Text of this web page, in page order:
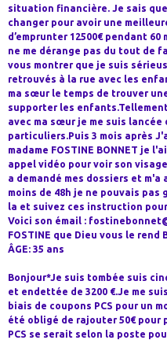
situation financière. Je sais
changer pour avoir une
d’emprunter 12500€ pendant 60
ne me dérange pas du tout de
vous montrer que je suis
retrouvés à la rue avec les
ma sœur le temps de trouver
supporter les
avec ma sœur je me suis
particuliers.Puis 3 mois après
madame FOSTINE BONNET je
appel vidéo pour voir son
a demandé mes dossiers et
moins de 48h je ne pouvais
la et suivez ces instruction
Voici son émail :
FOSTINE que Dieu vous le
ÂGE: 35 ans
Bonjour*Je suis tombée suis
et endettée de 3200 €.Je me
biais de coupons PCS pour un
été obligé de rajouter 50€ pour
PCS se serait selon la poste